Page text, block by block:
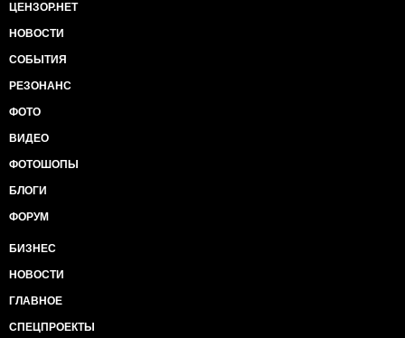
ЦЕНЗОР.НЕТ
НОВОСТИ
СОБЫТИЯ
РЕЗОНАНС
ФОТО
ВИДЕО
ФОТОШОПЫ
БЛОГИ
ФОРУМ
БИЗНЕС
НОВОСТИ
ГЛАВНОЕ
СПЕЦПРОЕКТЫ